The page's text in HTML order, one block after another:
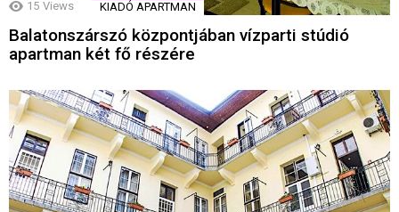
15 Views KIADÓ APARTMAN
Balatonszárszó központjában vízparti stúdió
apartman két fő részére